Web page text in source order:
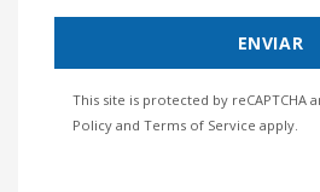
ENVIAR
This site is protected by reCAPTCHA
Policy and Terms of Service apply.